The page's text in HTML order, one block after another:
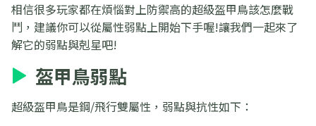
相信很多玩家都在煩惱對上防禦高的超級盔甲鳥該怎麼戰
鬥，建議你可以從屬性弱點上開始下手喔!讓我們一起來了
解它的弱點與剋星吧!
盔甲鳥弱點
超級盔甲鳥是鋼/飛行雙屬性，弱點與抗性如下：